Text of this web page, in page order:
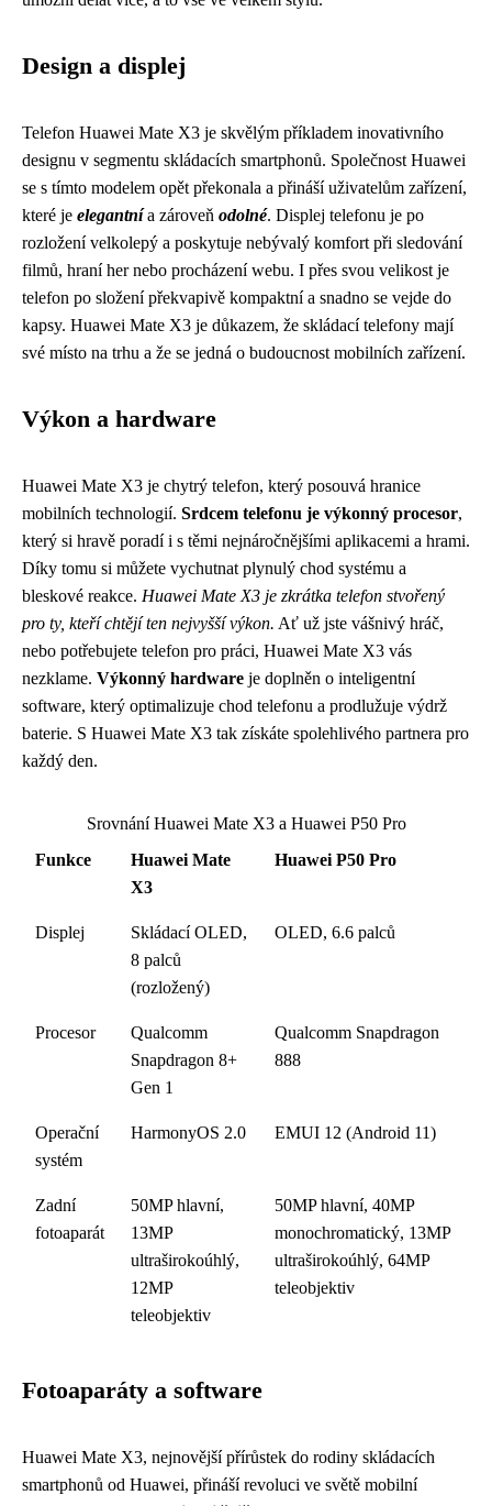
Design a displej
Telefon Huawei Mate X3 je skvělým příkladem inovativního
designu v segmentu skládacích smartphonů. Společnost Huawei
se s tímto modelem opět překonala a přináší uživatelům zařízení,
které je elegantnía zároveň odolné. Displej telefonu je po
rozložení velkolepý a poskytuje nebývalý komfort při sledování
filmů, hraní her nebo procházení webu. I přes svou velikost je
telefon po složení překvapivě kompaktní a snadno se vejde do
kapsy. Huawei Mate X3 je důkazem, že skládací telefony mají
své místo na trhu a že se jedná o budoucnost mobilních zařízení.
Výkon a hardware
Huawei Mate X3 je chytrý telefon, který posouvá hranice
mobilních technologií. Srdcem telefonu je výkonný procesor,
který si hravě poradí i s těmi nejnáročnějšími aplikacemi a hrami.
Díky tomu si můžete vychutnat plynulý chod systému a
bleskové reakce. Huawei Mate X3 je zkrátka telefon stvořený
pro ty, kteří chtějí ten nejvyšší výkon. Ať už jste vášnivý hráč,
nebo potřebujete telefon pro práci, Huawei Mate X3 vás
nezklame. Výkonný hardware je doplněn o inteligentní
software, který optimalizuje chod telefonu a prodlužuje výdrž
baterie. S Huawei Mate X3 tak získáte spolehlivého partnera pro
každý den.
Srovnání Huawei Mate X3 a Huawei P50 Pro
Funkce
Huawei Mate
X3
Huawei P50 Pro
Displej
Skládací OLED,
8 palců
(rozložený)
OLED, 6.6 palců
Procesor
Qualcomm
Snapdragon 8+
Gen 1
Qualcomm Snapdragon
888
Operační
systém
HarmonyOS 2.0 EMUI 12 (Android 11)
Zadní
fotoaparát
50MP hlavní,
13MP
ultraširokoúhlý,
12MP
teleobjektiv
50MP hlavní, 40MP
monochromatický, 13MP
ultraširokoúhlý, 64MP
teleobjektiv
Fotoaparáty a software
Huawei Mate X3, nejnovější přírůstek do rodiny skládacích
smartphonů od Huawei, přináší revoluci ve světě mobilní